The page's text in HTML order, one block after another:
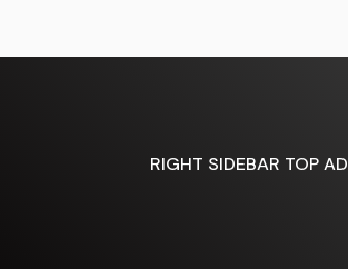
RIGHT SIDEBAR TOP AD